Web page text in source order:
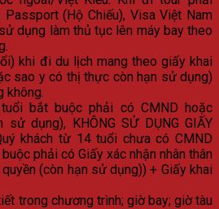
(Hộ Chiếu), Visa Việt Nam
dụng làm thủ tục lên máy bay theo
khi đi du lịch mang theo giấy khai
sao y có thị thực còn hạn sử dụng)
không.
bắt buộc phải có CMND hoặc
sử dụng), KHÔNG SỬ DỤNG GIẤY
khách từ 14 tuổi chưa có CMND
phải có Giấy xác nhận nhân thân
(còn hạn sử dụng)) + Giấy khai
trong chương trình; giờ bay; giờ tàu